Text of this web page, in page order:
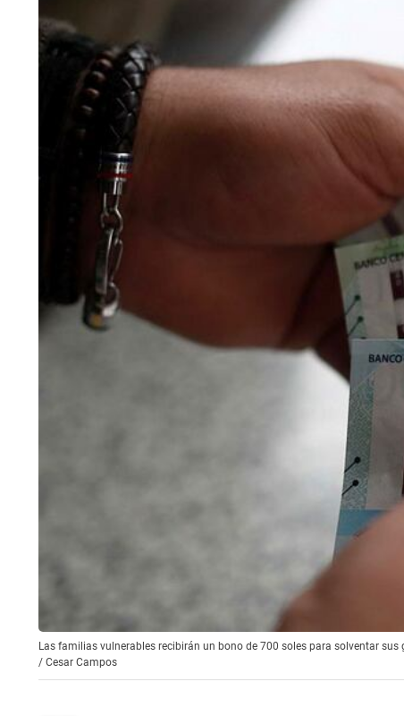
Las familias vulnerables recibirán un bono de 700 soles para solventar
/ Cesar Campos